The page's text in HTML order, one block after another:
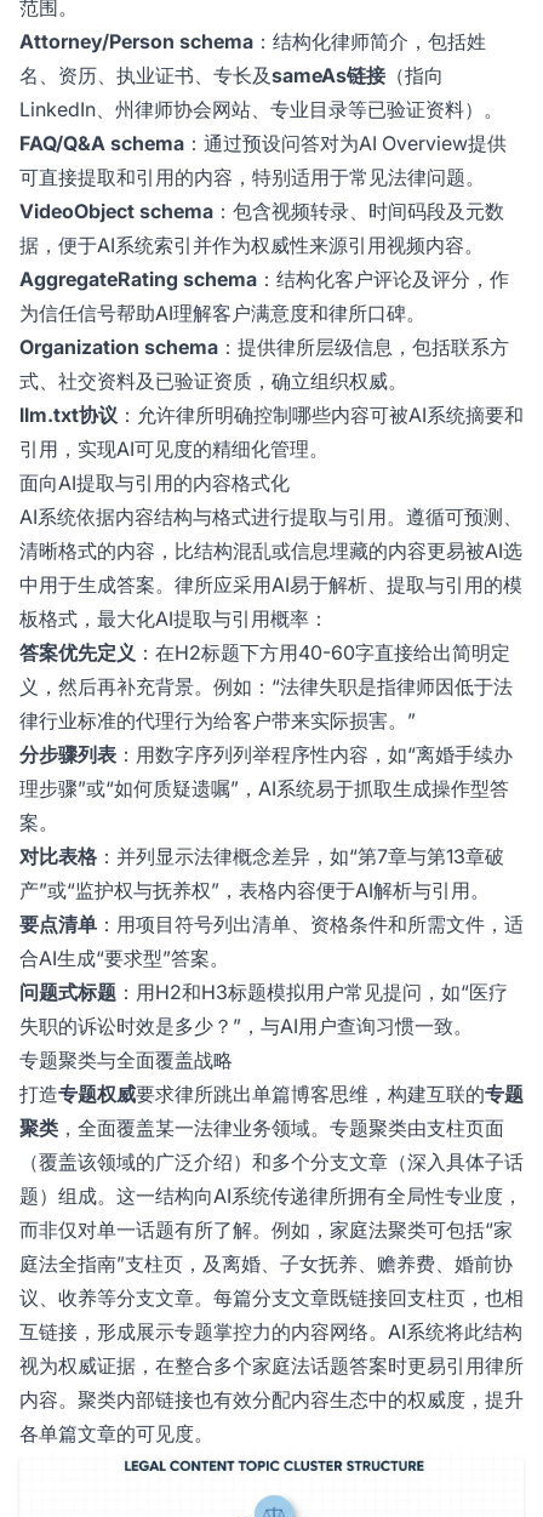
范围。
Attorney/Person schema ：结构化律师简介，包括姓
名、资历、执业证书、专长及sameAs链接（指向
LinkedIn、州律师协会网站、专业目录等已验证资料）。
FAQ/Q&A schema ：通过预设问答对为AI Overview提供
可直接提取和引用的内容，特别适用于常见法律问题。
VideoObject schema ：包含视频转录、时间码段及元数
据，便于AI系统索引并作为权威性来源引用视频内容。
AggregateRating schema ：结构化客户评论及评分，作
为信任信号帮助AI理解客户满意度和律所口碑。
Organization schema ：提供律所层级信息，包括联系方
式、社交资料及已验证资质，确立组织权威。
llm.txt协议 ：允许律所明确控制哪些内容可被AI系统摘要和
引用，实现AI可见度的精细化管理。
面向AI提取与引用的内容格式化
AI系统依据内容结构与格式进行提取与引用。遵循可预测、
清晰格式的内容，比结构混乱或信息埋藏的内容更易被AI选
中用于生成答案。律所应采用AI易于解析、提取与引用的模
板格式，最大化AI提取与引用概率：
答案优先定义 ：在H2标题下方用40-60字直接给出简明定
义，然后再补充背景。例如：“法律失职是指律师因低于法
律行业标准的代理行为给客户带来实际损害。”
分步骤列表 ：用数字序列列举程序性内容，如“离婚手续办
理步骤”或“如何质疑遗嘱”，AI系统易于抓取生成操作型答
案。
对比表格 ：并列显示法律概念差异，如“第7章与第13章破
产”或“监护权与抚养权”，表格内容便于AI解析与引用。
要点清单 ：用项目符号列出清单、资格条件和所需文件，适
合AI生成“要求型”答案。
问题式标题 ：用H2和H3标题模拟用户常见提问，如“医疗
失职的诉讼时效是多少？”，与AI用户查询习惯一致。
专题聚类与全面覆盖战略
打造专题权威要求律所跳出单篇博客思维，构建互联的专题
聚类 ，全面覆盖某一法律业务领域。专题聚类由支柱页面
（覆盖该领域的广泛介绍）和多个分支文章（深入具体子话
题）组成。这一结构向AI系统传递律所拥有全局性专业度，
而非仅对单一话题有所了解。例如，家庭法聚类可包括“家
庭法全指南”支柱页，及离婚、子女抚养、赡养费、婚前协
议、收养等分支文章。每篇分支文章既链接回支柱页，也相
互链接，形成展示专题掌控力的内容网络。AI系统将此结构
视为权威证据，在整合多个家庭法话题答案时更易引用律所
内容。聚类内部链接也有效分配内容生态中的权威度，提升
各单篇文章的可见度。